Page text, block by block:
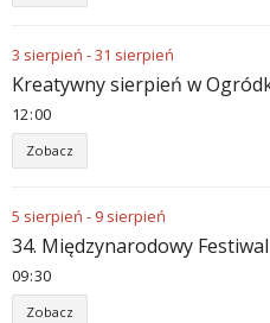
3 sierpień -31 sierpień
Kreatywny sierpień w
12 00
Zobacz
5 sierpień - 9 sierpień
34. Międzynarodowy
09 30
Zobacz